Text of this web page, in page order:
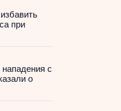
при
с
о